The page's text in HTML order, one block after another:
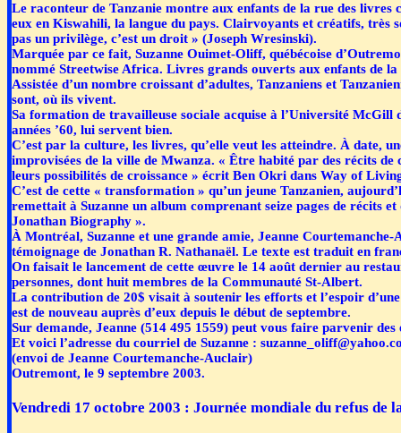
Le raconteur de Tanzanie montre aux enfants de la rue des livres
eux en Kiswahili, la langue du pays. Clairvoyants et créatifs, très
pas un privilège, c’est un droit » (Joseph Wresinski).
Marquée par ce fait, Suzanne Ouimet-Oliff, québécoise
nommé Streetwise Africa. Livres grands ouverts aux enfants de la
Assistée d’un nombre croissant d’adultes, Tanzaniens et
sont, où ils vivent.
Sa formation de travailleuse sociale acquise à l’Université
années ’60, lui servent bien.
C’est par la culture, les livres, qu’elle veut les atteindre. À date,
improvisées de la ville de Mwanza. « Être habité par des récits
leurs possibilités de croissance » écrit Ben Okri dans Way of
C’est de cette « transformation » qu’un jeune Tanzanien,
remettait à Suzanne un album comprenant seize pages de récits
Jonathan Biography ».
À Montréal, Suzanne et une grande amie, Jeanne
témoignage de Jonathan R. Nathanaël. Le texte est traduit en
On faisait le lancement de cette œuvre le 14 août dernier au
personnes, dont huit membres de la Communauté St-Albert.
La contribution de 20$ visait à soutenir les efforts et l’espoir
est de nouveau auprès d’eux depuis le début de septembre.
Sur demande, Jeanne (514 495 1559) peut vous faire parvenir des
Et voici l’adresse du courriel de Suzanne :
(envoi de Jeanne Courtemanche-Auclair)
Outremont, le 9 septembre 2003.
Vendredi 17 octobre 2003 : Journée mondiale du refus de